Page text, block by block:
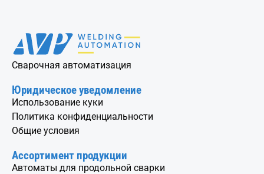
Сварочная автоматизация
Юридическое уведомление
Использование куки
Политика конфиденциальности
Общие условия
Ассортимент продукции
Автоматы для продольной сварки